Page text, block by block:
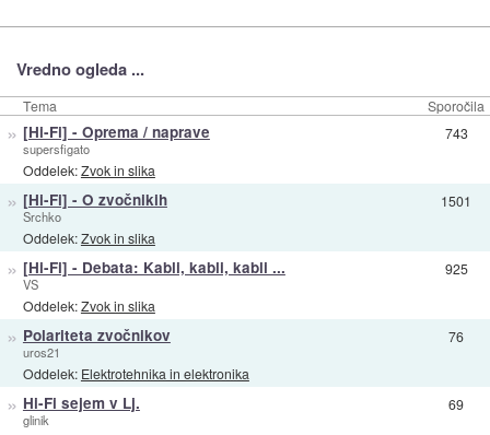
Vredno ogleda ...
Tema Sporočila
» [Hi-Fi] - Oprema / naprave
supersfigato
Oddelek:Zvok in slika
743
» [Hi-Fi] - O zvočnikih
Srchko
Oddelek:Zvok in slika
1501
» [Hi-Fi] - Debata: Kabli, kabli, kabli ...
VS
Oddelek:Zvok in slika
925
» Polariteta zvočnikov
uros21
Oddelek: Elektrotehnika in elektronika
76
» Hi-Fi sejem v Lj.
glinik
69